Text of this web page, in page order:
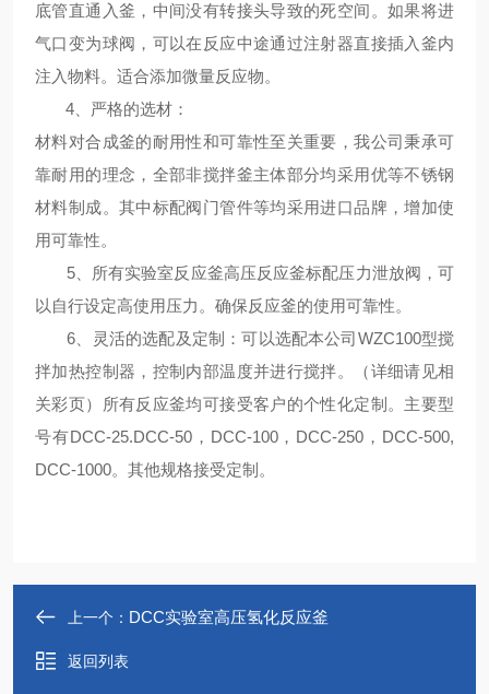
底管直通入釜，中间没有转接头导致的死空间。如果将进
气口变为球阀，可以在反应中途通过注射器直接插入釜内
注入物料。适合添加微量反应物。
4、 严格的选材 ：
材料对合成釜的耐用性和可靠性至关重要，我公司秉承可
靠耐用的理念，全部非搅拌釜主体部分均采用优等不锈钢
材料制成。其中标配阀门管件等均采用进口品牌，增加使
用可靠性。
5、
所有实验室反应釜高压反应釜标配压力泄放阀，可
以自行设定高使用压力。确保反应釜的使用可靠性。
6、
灵活的选配及定制 ：可以选配本公司WZC100型搅
拌加热控制器，控制内部温度并进行搅拌。（详细请见相
关彩页）所有反应釜均可接受客户的个性化定制。主要型
号有DCC-25.DCC-50，DCC-100，DCC-250，DCC-500,
DCC-1000。其他规格接受定制。
上一个： DCC实验室高压氢化反应釜
返回列表